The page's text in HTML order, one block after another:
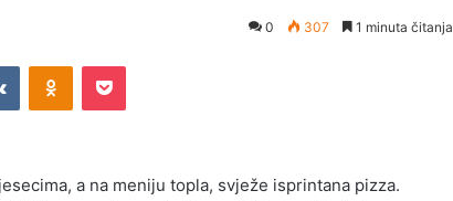
0 307 1 minuta čitanja
a na meniju topla, svježe isprintana pizza.